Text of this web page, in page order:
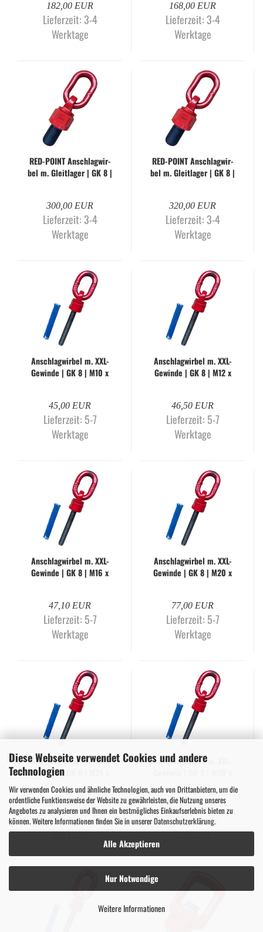
Diese Webseite verwendet Cookies und andere
Technologien
Wir verwenden Cookies und ähnliche Technologien, auch von Drittanbietern, um die
ordentliche Funktionsweise der Website zu gewährleisten, die Nutzung unseres
Angebotes zu analysieren und Ihnen ein bestmögliches Einkaufserlebnis bieten zu
können. Weitere Informationen finden Sie in unsererDatenschutzerklärung.
Alle Akzeptieren
Nur Notwendige
Weitere Informationen
182,00 EUR
Lieferzeit:3-4
Werktage
168,00 EUR
Lieferzeit:3-4
Werktage
RED-​POINT An­schlag­wir­
bel m. Gleit­la­ger | GK 8 |
300,00 EUR
Lieferzeit:3-4
Werktage
RED-​POINT An­schlag­wir­
bel m. Gleit­la­ger | GK 8 |
320,00 EUR
Lieferzeit:3-4
Werktage
An­schlag­wir­bel m. XXL-​
Ge­win­de | GK 8 | M10 x
45,00 EUR
Lieferzeit: 5-7
Werktage
An­schlag­wir­bel m. XXL-​
Ge­win­de | GK 8 | M12 x
46,50 EUR
Lieferzeit: 5-7
Werktage
An­schlag­wir­bel m. XXL-​
Ge­win­de | GK 8 | M16 x
47,10 EUR
Lieferzeit: 5-7
Werktage
An­schlag­wir­bel m. XXL-​
Ge­win­de | GK 8 | M20 x
77,00 EUR
Lieferzeit: 5-7
Werktage
An­schlag­wir­bel m. XXL-​
Ge­win­de | GK 8 | M24 x
120 mm | Mo­dell ISW
92,50 EUR
Lieferzeit:5-7
Werktage
An­schlag­wir­bel m. XXL-​
45 mm | Mo­dell ISW
125,00 EUR
Lieferzeit:5-7
Werktage